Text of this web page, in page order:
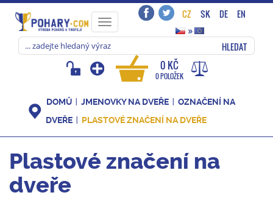
Toggle
navigation
CZ SK DE
EN
»
HLEDAT
0 KČ
0 POLOŽEK
DOMŮ JMENOVKY NA DVEŘE
OZNAČENÍ NA
DVEŘE
PLASTOVÉ ZNAČENÍ NA DVEŘE
Plastové značení na
dveře